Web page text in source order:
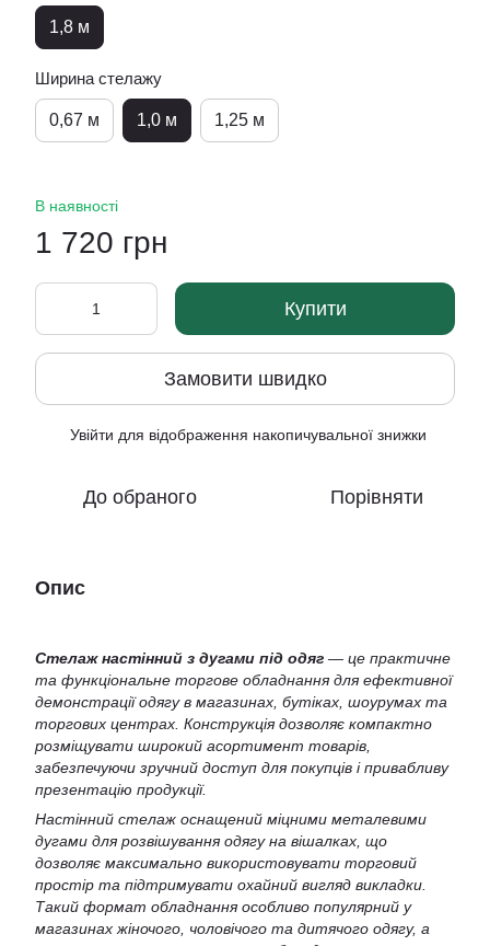
1,8 м
Ширина стелажу
0,67 м 1,0 м 1,25 м
В наявності
1 720 грн
Купити
Замовити швидко
Увійти для відображення накопичувальної знижки
До обраного Порівняти
Опис
Стелаж настінний з дугами під одяг — це практичне
та функціональне торгове обладнання для ефективної
демонстрації одягу в магазинах, бутіках, шоурумах та
торгових центрах. Конструкція дозволяє компактно
розміщувати широкий асортимент товарів,
забезпечуючи зручний доступ для покупців і привабливу
презентацію продукції.
Настінний стелаж оснащений міцними металевими
дугами для розвішування одягу на вішалках, що
дозволяє максимально використовувати торговий
простір та підтримувати охайний вигляд викладки.
Такий формат обладнання особливо популярний у
магазинах жіночого, чоловічого та дитячого одягу, а